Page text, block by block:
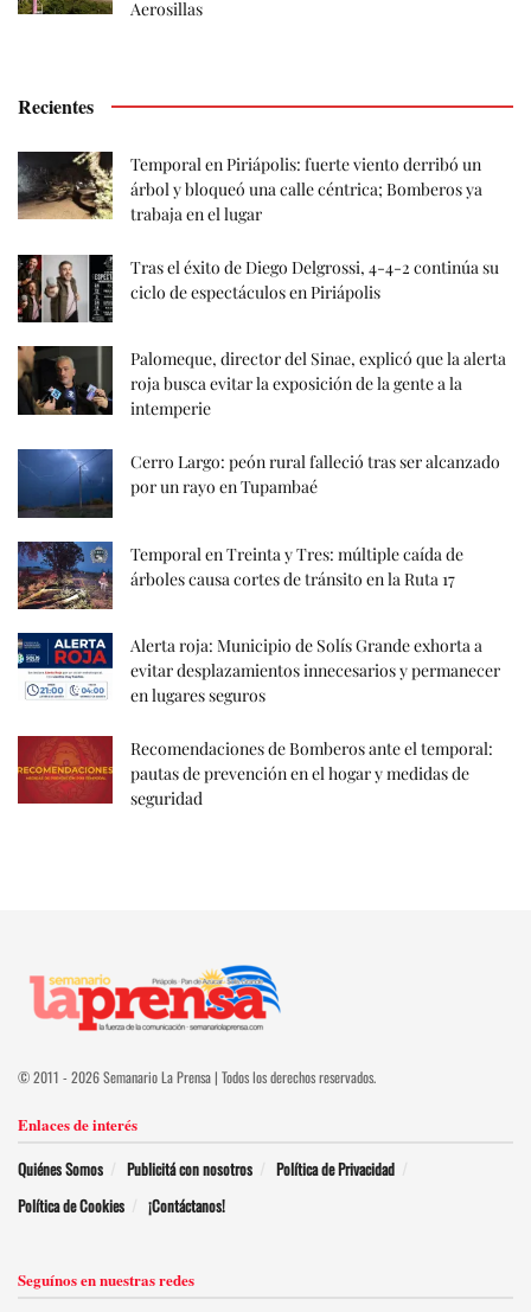
Aerosillas
Recientes
Temporal en Piriápolis: fuerte viento derribó un
árbol y bloqueó una calle céntrica; Bomberos ya
trabaja en el lugar
Tras el éxito de Diego Delgrossi, 4-4-2 continúa su
ciclo de espectáculos en Piriápolis
Palomeque, director del Sinae, explicó que la alerta
roja busca evitar la exposición de la gente a la
intemperie
Cerro Largo: peón rural falleció tras ser alcanzado
por un rayo en Tupambaé
Temporal en Treinta y Tres: múltiple caída de
árboles causa cortes de tránsito en la Ruta 17
Alerta roja: Municipio de Solís Grande exhorta a
evitar desplazamientos innecesarios y permanecer
en lugares seguros
Recomendaciones de Bomberos ante el temporal:
pautas de prevención en el hogar y medidas de
seguridad
© 2011 - 2026 Semanario La Prensa | Todos los derechos reservados.
Enlaces de interés
Quiénes Somos Publicitá con nosotros
Política de Privacidad
Política de Cookies
¡Contáctanos!
Seguínos en nuestras redes